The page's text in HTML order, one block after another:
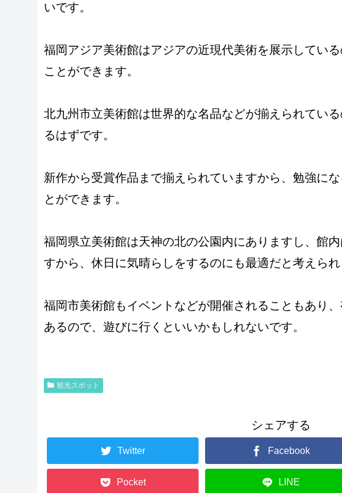
いです。
福岡アジア美術館はアジアの近現代美術を展示してい
ことができます。
北九州市立美術館は世界的な名品などが揃えられてい
るはずです。
新作から受賞作品まで揃えられていますから、勉強に
とができます。
福岡県立美術館は天神の北の公園内にありますし、館
すから、休日に気晴らしをするのにも最適だと考えられ
福岡市美術館もイベントなどが開催されることもあり
あるので、遊びに行くといいかもしれないです。
観光スポット
シェアする
Twitter Facebook
Pocket LINE